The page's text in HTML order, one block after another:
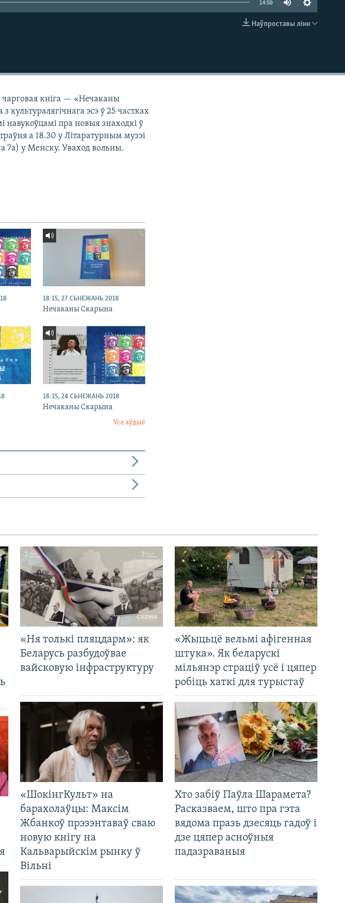
14:59
Наўпроставы лінк
чарговая кніга — «Нечаканы
культуралягічнага эсэ ў 25 частках
навукоўцамі пра новыя знаходкі ў
а 18.30 у Літаратурным музэі
7а) у Менску. Уваход вольны.
18:15, 27 СЬНЕЖАНЬ 2018
Нечаканы Скарына
18:15, 24 СЬНЕЖАНЬ 2018
Нечаканы Скарына
Усе аўдыё
«Ня толькі пляцдарм»: як
Беларусь разбудоўвае
вайсковую інфраструктуру
«Жыцьцё вельмі афігенная
штука». Як беларускі
мільянэр страціў усё і цяпер
робіць хаткі для турыстаў
«ШокінгКульт» на
барахолаўцы: Максім
Жбанкоў прэзэнтаваў сваю
новую кнігу на
Кальварыйскім рынку ў
Вільні
Хто забіў Паўла Шарамета?
Расказваем, што пра гэта
вядома празь дзесяць гадоў і
дзе цяпер асноўныя
падазраваныя